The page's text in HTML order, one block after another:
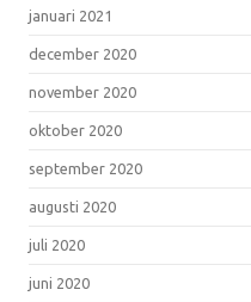
januari 2021
december 2020
november 2020
oktober 2020
september 2020
augusti 2020
juli 2020
juni 2020